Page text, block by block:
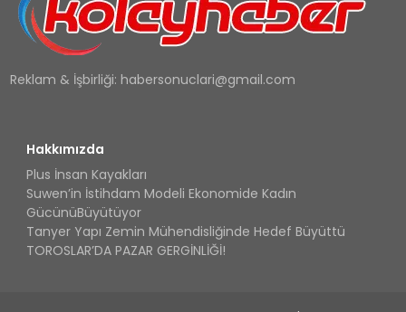
Reklam & İşbirliği: habersonuclari@gmail.com
Hakkımızda
Plus İnsan Kayakları
Suwen’in İstihdam Modeli Ekonomide Kadın
GücünüBüyütüyor
Tanyer Yapı Zemin Mühendisliğinde Hedef Büyüttü
TOROSLAR’DA PAZAR GERGİNLİĞİ!